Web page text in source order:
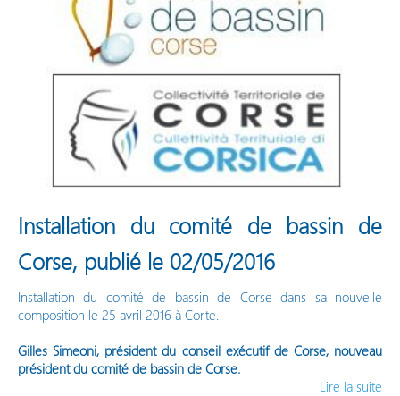
Installation du comité de bassin de
Corse, publié le 02/05/2016
Installation du comité de bassin de Corse dans sa nouvelle
composition le 25 avril 2016 à Corte.
Gilles Simeoni, président du conseil exécutif de Corse, nouveau
président du comité de bassin de Corse.
Lire la suite